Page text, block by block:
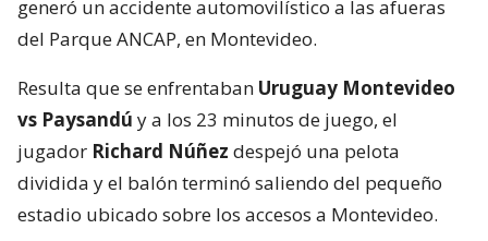
generó un accidente automovilístico a las afueras
del Parque ANCAP, en Montevideo.
Resulta que se enfrentaban Uruguay Montevideo
vs Paysandú y a los 23 minutos de juego, el
jugador Richard Núñez despejó una pelota
dividida y el balón terminó saliendo del pequeño
estadio ubicado sobre los accesos a Montevideo.